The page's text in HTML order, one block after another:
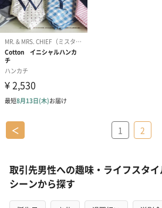
＜ 1 2
取引先男性への趣味・ライフスタ
シーンから探す